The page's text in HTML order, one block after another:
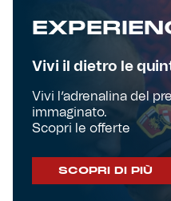
Vivi il dietro le
Vivi l’adrenalina del
immaginato.
Scopri le offerte
SCOPRI DI PIÙ